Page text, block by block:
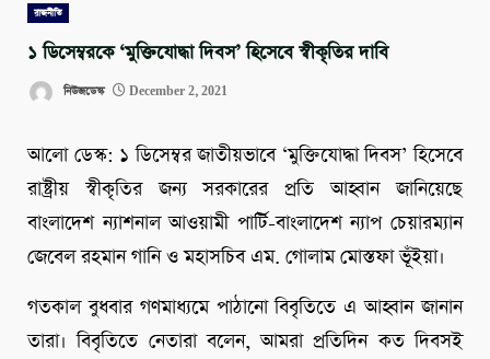
রাজনীতি
১ ডিসেম্বরকে ‘মুক্তিযোদ্ধা দিবস’ হিসেবে স্বীকৃতির দাবি
নিউজডেস্ক December 2, 2021
আলো ডেস্ক: ১ ডিসেম্বর জাতীয়ভাবে ‘মুক্তিযোদ্ধা দিবস’ হিসেবে
রাষ্ট্রীয় স্বীকৃতির জন্য সরকারের প্রতি আহ্বান জানিয়েছে
বাংলাদেশ ন্যাশনাল আওয়ামী পার্টি-বাংলাদেশ ন্যাপ চেয়ারম্যান
জেবেল রহমান গানি ও মহাসচিব এম. গোলাম মোস্তফা ভূঁইয়া।
গতকাল বুধবার গণমাধ্যমে পাঠানো বিবৃতিতে এ আহ্বান জানান
তারা। বিবৃতিতে নেতারা বলেন, আমরা প্রতিদিন কত দিবসই